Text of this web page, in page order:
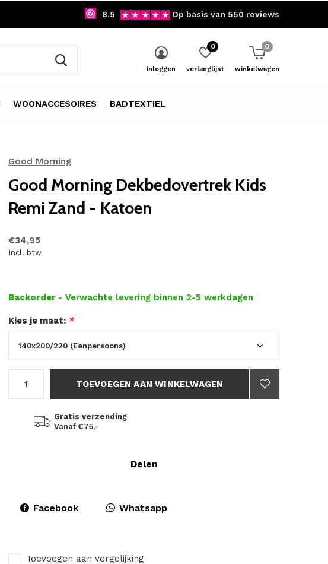
WOONACCESOIRES BADTEXTIEL
inloggen verlanglijst
0
winkelwagen
0
8.5 Op basis van 550 reviews
Good Morning
Good Morning Dekbedovertrek Kids
Remi Zand - Katoen
€34,95
Incl. btw
Backorder - Verwachte levering binnen 2-5 werkdagen
Kies je maat: *
TOEVOEGEN AAN WINKELWAGEN
Gratis verzending
Vanaf €75,-
Delen
Facebook Whatsapp
Toevoegen aan vergelijking